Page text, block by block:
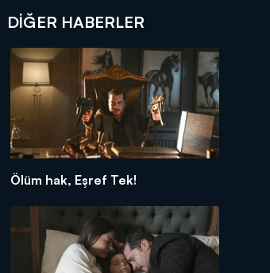
DIĞER HABERLER
Ölüm hak, Eşref Tek!